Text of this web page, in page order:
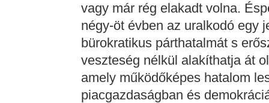
vagy már rég elakadt volna.
négy-öt évben az uralkodó egy
bürokratikus párthatalmát s
veszteség nélkül alakíthatja át
amely működőképes hatalom
piacgazdaságban és